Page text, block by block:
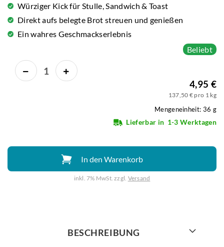
Würziger Kick für Stulle, Sandwich & Toast
Direkt aufs belegte Brot streuen und genießen
Ein wahres Geschmackserlebnis
Beliebt
4,95 €
137,50 € pro 1 kg
Mengeneinheit: 36 g
Lieferbar in 1-3 Werktagen
In den Warenkorb
inkl. 7% MwSt. zzgl. Versand
Weiter mit
BESCHREIBUNG